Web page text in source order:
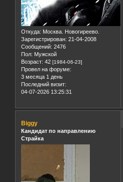
Откуда: Москва. Новогиреево.
Зарегистрирован: 21-04-2008
Сообщений: 2476
Пол: Мужской
Возраст: 42 [1984-06-23]
Провел на форуме:
3 месяца 1 день
Последний визит:
04-07-2026 13:25:31
Biggy
Кандидат по направлению
Страйка